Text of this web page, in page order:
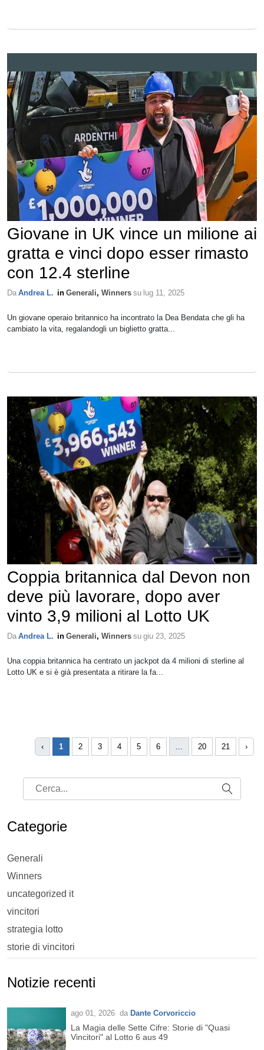
Giovane in UK vince un milione ai
gratta e vinci dopo esser rimasto
con 12.4 sterline
Da Andrea L. in Generali, Winners su lug 11, 2025
Un giovane operaio britannico ha incontrato la Dea Bendata che gli ha
cambiato la vita, regalandogli un biglietto gratta...
Coppia britannica dal Devon non
deve più lavorare, dopo aver
vinto 3,9 milioni al Lotto UK
Da Andrea L. in Generali, Winners su giu 23, 2025
Una coppia britannica ha centrato un jackpot da 4 milioni di sterline al
Lotto UK e si è già presentata a ritirare la fa...
‹ 1 2 3 4 5 6 20 21 ›
Categorie
Generali
Winners
uncategorized it
vincitori
strategia lotto
storie di vincitori
Notizie recenti
ago 01, 2026 da Dante Corvoriccio
La Magia delle Sette Cifre: Storie di "Quasi
Vincitori" al Lotto 6 aus 49